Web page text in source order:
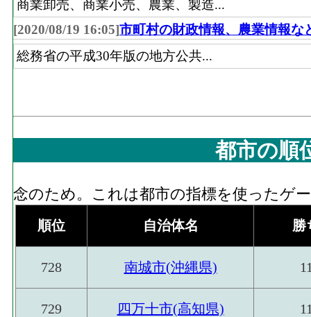
商業卸売、商業小売、農業、製造...
[2020/08/19 16:05]市町村の財政情報、農業情報な
総務省の平成30年版の地方公共...
都市の順
念のため。これは都市の指標を使ったゲ
順位 自治体名 勝
728 南城市(沖縄県)
729 四万十市(高知県)